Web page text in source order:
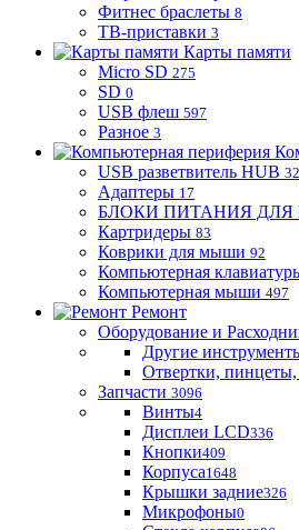
Фитнес браслеты 8
ТВ-приставки 3
Карты памяти
Micro SD 275
SD 0
USB флеш 597
Разное 3
USB разветвитель HUB 32
Адаптеры 17
БЛОКИ ПИТАНИЯ ДЛЯ
Картридеры 83
Коврики для мыши 92
Компьютерная
Компьютерная мыши 497
Ремонт
Оборудование и
Другие
Отвертки,
Запчасти 3096
Винты4
Дисплеи LCD336
Кнопки409
Корпуса1648
Крышки задние326
Микрофоны0